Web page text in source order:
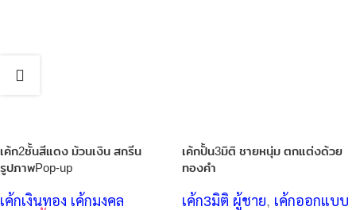
เค้ก2ชั้นสีแดง ม้วนเงิน สกรีน
รูปภาพPop-up
เค้กเงินทอง เค้กมงคล
เค้กปั้น3มิติ ชายหนุ่ม ตกแต่งด้วย
ทองคำ
เค้ก3มิติ ผู้ชาย, เค้กออกแบบ